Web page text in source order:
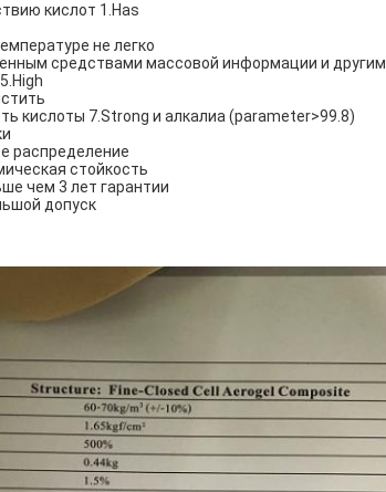
кислот 1.Has
не легко
средствами массовой информации и другим
кислоты 7.Strong и алкалиа (parameter>99.8)
распределение
стойкость
чем 3 лет гарантии
допуск